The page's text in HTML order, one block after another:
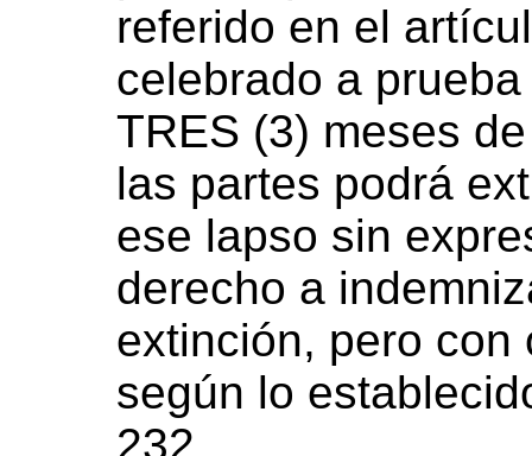
referido en el
celebrado a
TRES (3) meses
las partes podrá
ese lapso sin
derecho a
extinción, pero con
según lo
232.